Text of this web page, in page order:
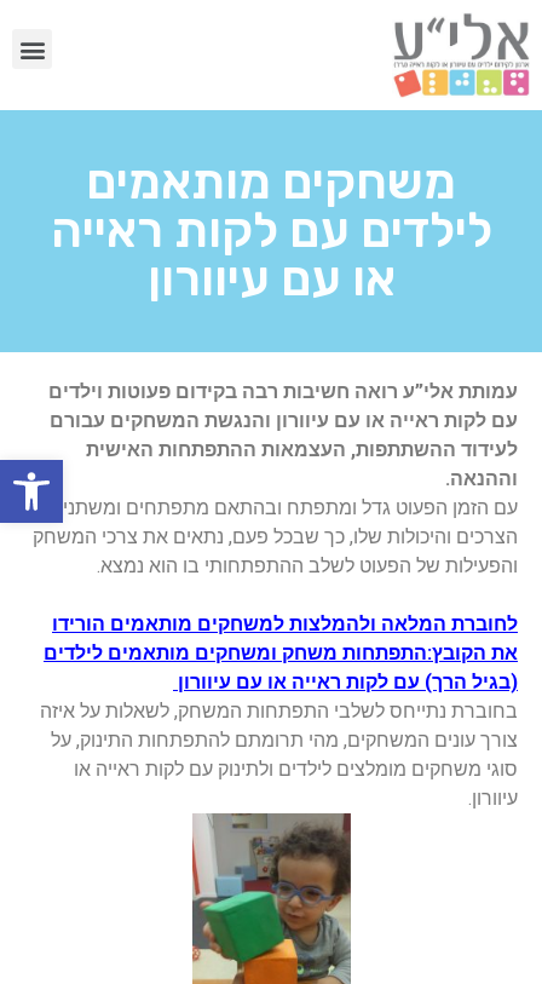
משחקים מותאמים
לילדים עם לקות ראייה
או עם עיוורון
עמותת אלי”ע רואה חשיבות רבה בקידום פעוטות וילדים
עם לקות ראייה או עם עיוורון והנגשת המשחקים עבורם
לעידוד ההשתתפות, העצמאות ההתפתחות האישית
וההנאה.
עם הזמן הפעוט גדל ומתפתח ובהתאם מתפתחים ומשתנים
הצרכים והיכולות שלו, כך שבכל פעם, נתאים את צרכי המשחק
והפעילות של הפעוט לשלב ההתפתחותי בו הוא נמצא.
לחוברת המלאה ולהמלצות למשחקים מותאמים הורידו
את הקובץ:התפתחות משחק ומשחקים מותאמים לילדים
(בגיל הרך) עם לקות ראייה או עם עיוורון
בחוברת נתייחס לשלבי התפתחות המשחק, לשאלות על איזה
צורך עונים המשחקים, מהי תרומתם להתפתחות התינוק, על
סוגי משחקים מומלצים לילדים ולתינוק עם לקות ראייה או
עיוורון.